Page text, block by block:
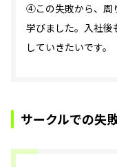
④この失敗から、周
学びました。入社後
していきたいです。
サークルでの失